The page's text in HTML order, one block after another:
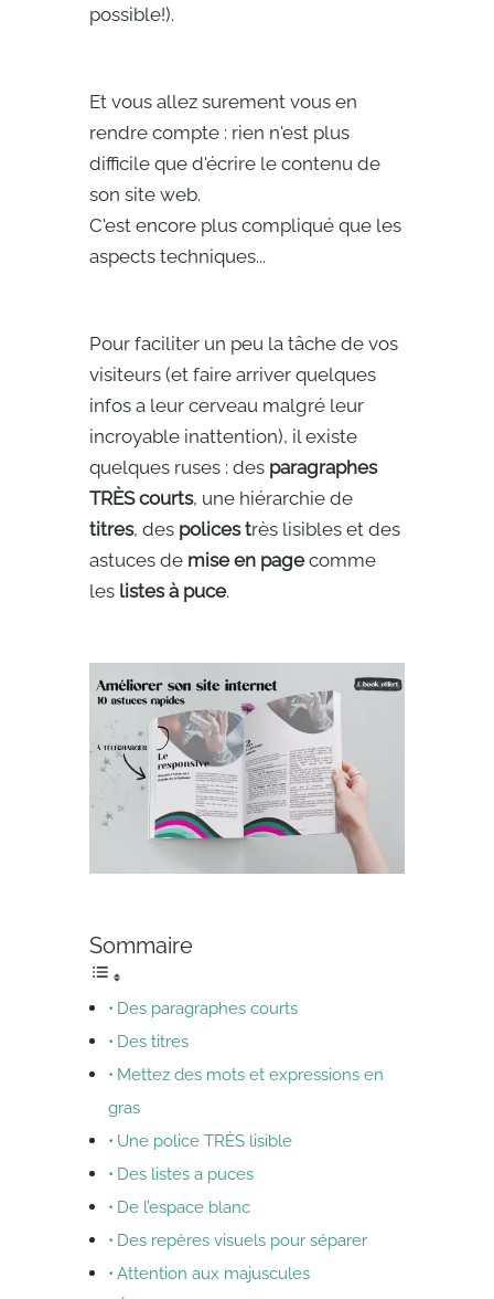
possible!).
Et vous allez surement vous en
rendre compte : rien n'est plus
difficile que d'écrire le contenu de
son site web.
C'est encore plus compliqué que les
aspects techniques...
Pour faciliter un peu la tâche de vos
visiteurs (et faire arriver quelques
infos a leur cerveau malgré leur
incroyable inattention), il existe
quelques ruses : desparagraphes
TRÈS courts, une hiérarchie de
titres, des polices très lisibles et des
astuces de mise en pagecomme
les listes à puce.
Sommaire
Des paragraphes courts
Des titres
Mettez des mots et expressions en
gras
Une police TRÈS lisible
Des listes a puces
De l’espace blanc
Des repères visuels pour séparer
Attention aux majuscules